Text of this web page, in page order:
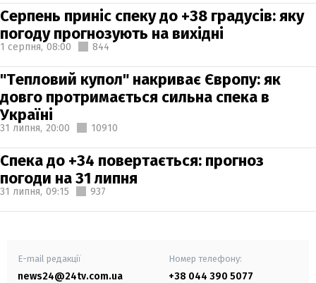
Серпень приніс спеку до +38 градусів: яку
погоду прогнозують на вихідні
1 серпня, 08:00 844
"Тепловий купол" накриває Європу: як
довго протримається сильна спека в
Україні
31 липня, 20:00 10910
Спека до +34 повертається: прогноз
погоди на 31 липня
31 липня, 09:15 937
E-mail редакції
news24@24tv.com.ua
Номер телефону:
+38 044 390 5077